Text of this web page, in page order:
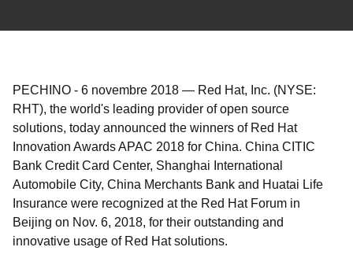
PECHINO - 6 novembre 2018 — Red Hat, Inc. (NYSE:
RHT), the world's leading provider of open source
solutions, today announced the winners of Red Hat
Innovation Awards APAC 2018 for China. China CITIC
Bank Credit Card Center, Shanghai International
Automobile City, China Merchants Bank and Huatai Life
Insurance were recognized at the Red Hat Forum in
Beijing on Nov. 6, 2018, for their outstanding and
innovative usage of Red Hat solutions.